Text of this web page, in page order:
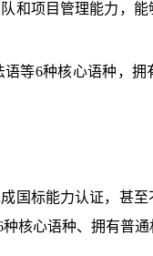
和项目管理能力，
等6种核心语种，拥
国标能力认证，甚
核心语种、拥有普